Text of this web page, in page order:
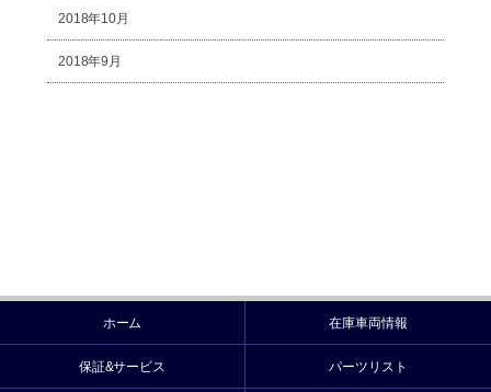
2018年10月
2018年9月
ホーム 在庫車両情報
保証&サービス パーツリスト